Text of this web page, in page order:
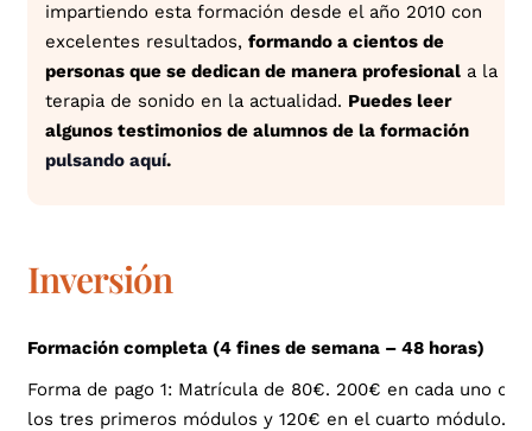
impartiendo esta formación desde el año 2010 con
excelentes resultados, formando a cientos de
personas que se dedican de manera profesionala la
terapia de sonido en la actualidad. Puedes leer
algunos testimonios de alumnos de la formación
pulsando aquí.
Inversión
Formación completa (4 fines de semana – 48 horas)
Forma de pago 1: Matrícula de 80€. 200€ en cada uno de
los tres primeros módulos y 120€ en el cuarto módulo.